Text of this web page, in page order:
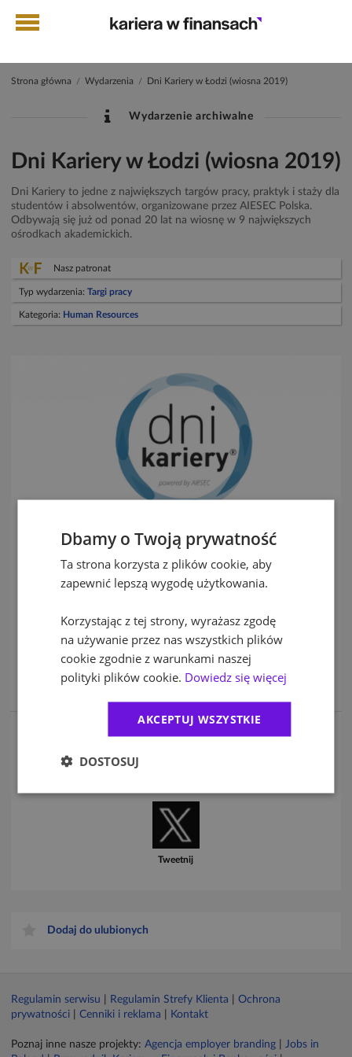
Strona główna / Wydarzenia / Dni Kariery w Łodzi (wiosna 2019)
Wydarzenie archiwalne
Dni Kariery w Łodzi (wiosna 2019)
Dni Kariery to jedne z największych targów pracy, praktyk i staży dla
studentów i absolwentów, organizowane przez AIESEC Polska.
Odbywają się już od ponad 20 lat na wiosnę w 9 największych
ośrodkach akademickich.
Nasz patronat
Typ wydarzenia: Targi pracy
Kategoria: Human Resources
Dni Kariery są organizowane przez studentów dla studentów.
Organizatorzy dobrze znają potrzeby młodych ludzi i chcą dać
porównania wielu ofert i wybrania tej najodpowiedniejszej. Ich
celem jest zbudowanie platformy łączącej świat biznesu ze
światem akademickim.
Więcej informacji o wydarzeniu znajdziesz na stronie:
Tweetnij
Dodaj do ulubionych
Regulamin serwisu Regulamin Strefy Klienta
Ochrona
prywatności
Cenniki i reklama Kontakt
Poznaj inne nasze projekty: Agencja employer branding
Jobs in
Dbamy o Twoją prywatność
Ta strona korzysta z plików cookie, aby
zapewnić lepszą wygodę użytkowania.
Korzystając z tej strony, wyrażasz zgodę
na używanie przez nas wszystkich plików
cookie zgodnie z warunkami naszej
polityki plików cookie. Dowiedz się więcej
AKCEPTUJ WSZYSTKIE
DOSTOSUJ